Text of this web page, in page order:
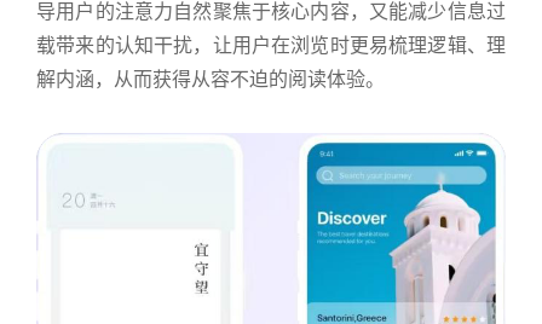
导用户的注意力自然聚焦于核心内容，又能减少信息过
载带来的认知干扰，让用户在浏览时更易梳理逻辑、理
解内涵，从而获得从容不迫的阅读体验。